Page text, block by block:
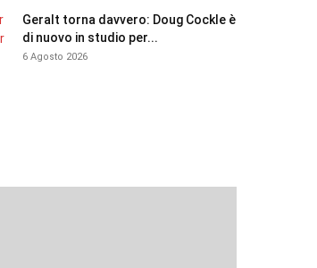
Geralt torna davvero: Doug Cockle è
di nuovo in studio per...
6 Agosto 2026